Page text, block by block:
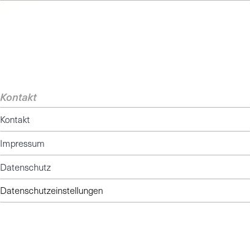
Kontakt
Kontakt
Impressum
Datenschutz
Datenschutzeinstellungen